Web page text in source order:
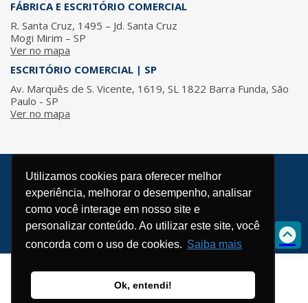
Utilizamos cookies para oferecer melhor
experiência, melhorar o desempenho, analisar
como você interage em nosso site e
personalizar conteúdo. Ao utilizar este site, você
concorda com o uso de cookies. Saiba mais
Ok, entendi!
FÁBRICA E ESCRITÓRIO COMERCIAL
R. Santa Cruz, 1495 – Jd. Santa Cruz
Mogi Mirim – SP
Ver no mapa
ESCRITÓRIO COMERCIAL | SP
Av. Marquês de S. Vicente, 1619, SL 1822 Barra Funda, São
Paulo - SP
Ver no mapa
© 2026 / ISMA - Todos os direitos reservados.
Política de Privacidade
Desenvolvido por